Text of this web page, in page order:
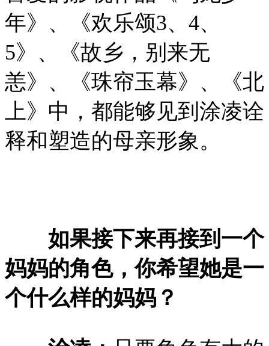
年》、《欢乐颂3、4、
5》、《故乡，别来无
恙》、《珠帘玉幕》、《北
上》中，都能够见到涂凌诠
释和塑造的母亲形象。
如果接下来再接到一个
妈妈的角色，你希望她是一
个什么样的妈妈？